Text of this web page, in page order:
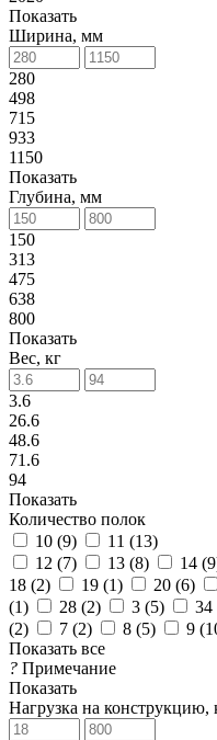
Показать
Ширина, мм
280
498
715
933
1150
Показать
Глубина, мм
150
313
475
638
800
Показать
Вес, кг
3.6
26.6
48.6
71.6
94
Показать
Количество полок
10 (9) 11 (13)
12 (7) 13 (8) 14 (9
18 (2) 19 (1) 20 (6)
(1) 28 (2) 3 (5) 34
(2) 7 (2) 8 (5) 9 (
Показать все
? Примечание
Показать
Нагрузка на конструкцию,